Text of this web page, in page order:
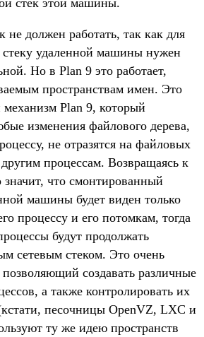
стек этой машины.
не должен работать, так как для
стеку удаленной машины нужен
Но в Plan 9 это работает,
пространствам имен. Это
Plan 9, который
изменения файлового дерева,
не отразятся на файловых
процессам. Возвращаясь к
что смонтированный
машины будет виден только
процессу и его потомкам, тогда
будут продолжать
сетевым стеком. Это очень
создавать различные
а также контролировать их
песочницы OpenVZ, LXC и
ту же идею пространств